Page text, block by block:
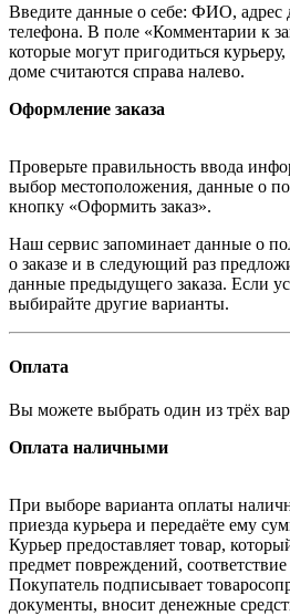
Введите данные о себе: ФИО, адрес
телефона. В поле «Комментарии к
которые могут пригодиться
доме считаются справа налево.
Оформление заказа
Проверьте правильность ввода
выбор местоположения, данные о
кнопку «Оформить заказ».
Наш сервис запоминает данные о
о заказе и в следующий раз
данные предыдущего заказа. Если
выбирайте другие варианты.
Оплата
Вы можете выбрать один из трёх
Оплата наличными
При выборе варианта оплаты
приезда курьера и передаёте ему
Курьер предоставляет товар,
предмет повреждений,
Покупатель подписывает
документы, вносит денежные